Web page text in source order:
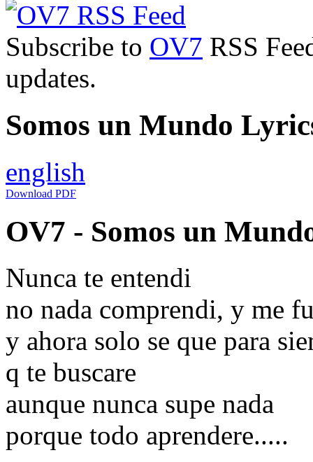
Subscribe to OV7 RSS
updates.
Somos un Mundo
english
Download PDF
OV7 - Somos un
Nunca te entendi
no nada comprendi, y me
y ahora solo se que para
q te buscare
aunque nunca supe nada
porque todo aprendere.....